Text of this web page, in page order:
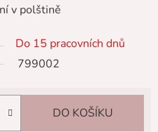
v polštině
Do 15 pracovních dnů
799002
DO KOŠÍKU